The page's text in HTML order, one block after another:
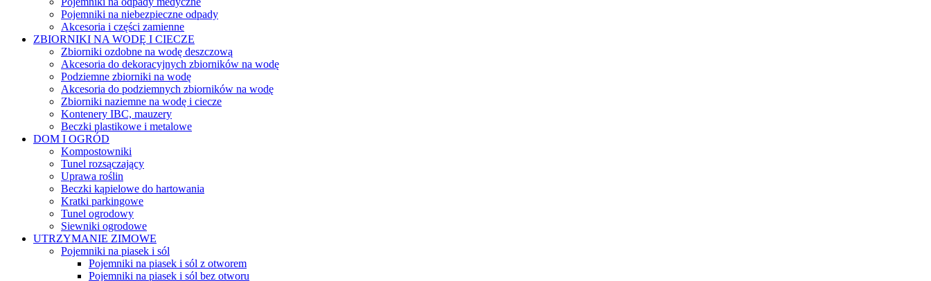
Pojemniki na niebezpieczne odpady
Akcesoria i części zamienne
ZBIORNIKI NA WODĘ I CIECZE
Zbiorniki ozdobne na wodę deszczową
Akcesoria do dekoracyjnych zbiorników na wodę
Podziemne zbiorniki na wodę
Akcesoria do podziemnych zbiorników na wodę
Zbiorniki naziemne na wodę i ciecze
Kontenery IBC, mauzery
Beczki plastikowe i metalowe
DOM I OGRÓD
Kompostowniki
Tunel rozsączający
Uprawa roślin
Beczki kąpielowe do hartowania
Kratki parkingowe
Tunel ogrodowy
Siewniki ogrodowe
UTRZYMANIE ZIMOWE
Pojemniki na piasek i sól
Pojemniki na piasek i sól z otworem
Pojemniki na piasek i sól bez otworu